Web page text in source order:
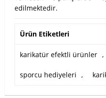
edilmektedir.
Ürün Etiketleri
karikatür efektli ürünler ,
sporcu hediyeleri ,